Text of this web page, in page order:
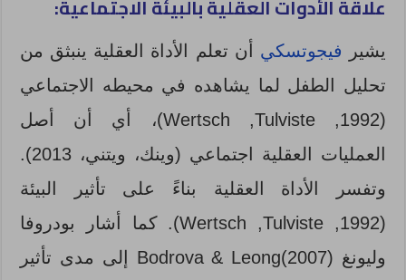
علاقة الأدوات العقلية بالبيئة الاجتماعية:
يشير فيجوتسكي أن تعلم الأداة العقلية ينبثق من
تحليل الطفل لما يشاهده في محيطه الاجتماعي
(Wertsch ,Tulviste ,1992)، أي أن أصل
العمليات العقلية اجتماعي (وينك، ويتني، 2013).
وتفسر الأداة العقلية بناءً على تأثير البيئة
(Wertsch ,Tulviste ,1992). كما أشار بودروفا
وليونغ Bodrova & Leong(2007) إلى مدى تأثير